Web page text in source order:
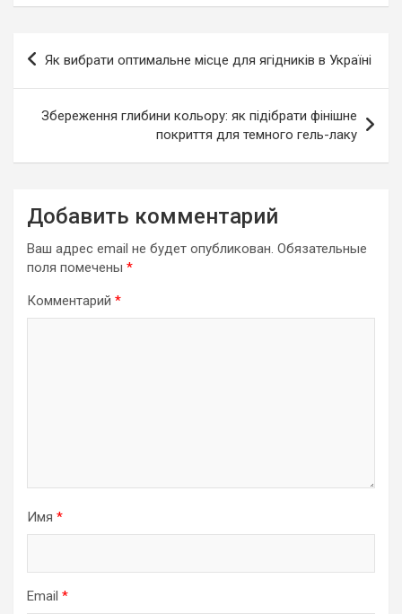
Навигация
записям
Як вибрати оптимальне місце для ягідників в Україні
Збереження глибини кольору: як підібрати фінішне
покриття для темного гель-лаку
Добавить комментарий
Ваш адрес email не будет опубликован. Обязательные
поля помечены *
Комментарий *
Имя *
Email *